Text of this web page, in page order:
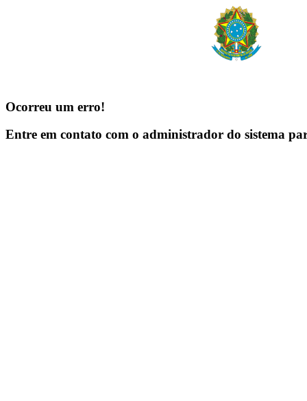
Ocorreu um erro!
Entre em contato com o administrador do sistema